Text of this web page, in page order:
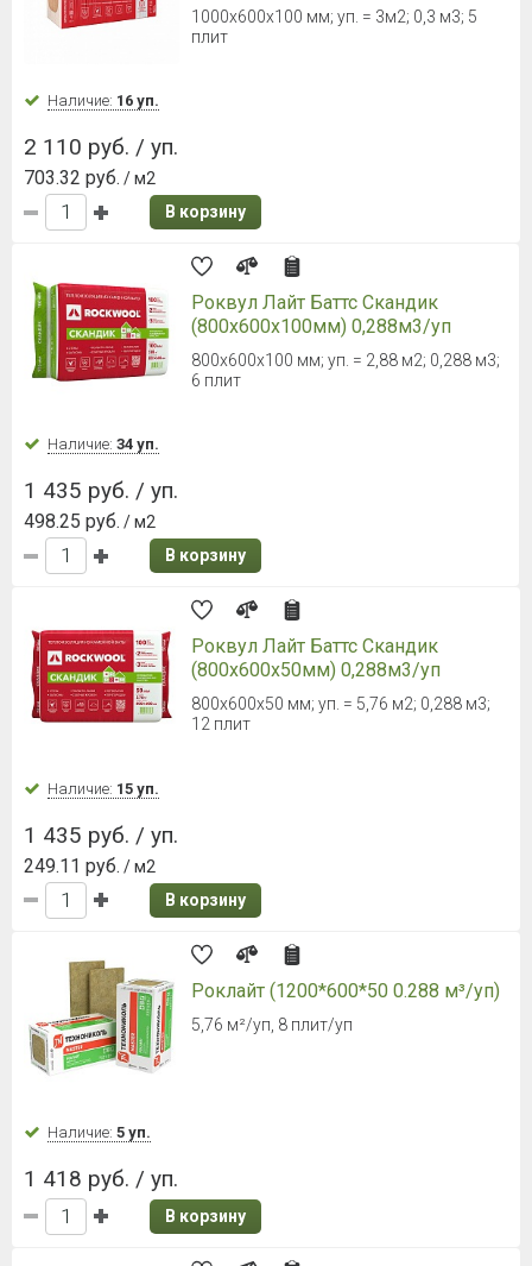
1000x600x100 мм; уп. = 3м2; 0,3 м3; 5
плит
Наличие: 16 уп.
2 110 руб. / уп.
703.32 руб. / м2
В корзину
Роквул Лайт Баттс Скандик
(800х600х100мм) 0,288м3/уп
800х600х100 мм; уп. = 2,88 м2; 0,288 м3;
6 плит
Наличие: 34 уп.
1 435 руб. / уп.
498.25 руб. / м2
В корзину
Роквул Лайт Баттс Скандик
(800х600х50мм) 0,288м3/уп
800x600x50 мм; уп. = 5,76 м2; 0,288 м3;
12 плит
Наличие: 15 уп.
1 435 руб. / уп.
249.11 руб. / м2
В корзину
Роклайт (1200*600*50 0.288 м³/уп)
5,76 м²/уп, 8 плит/уп
Наличие: 5 уп.
1 418 руб. / уп.
В корзину